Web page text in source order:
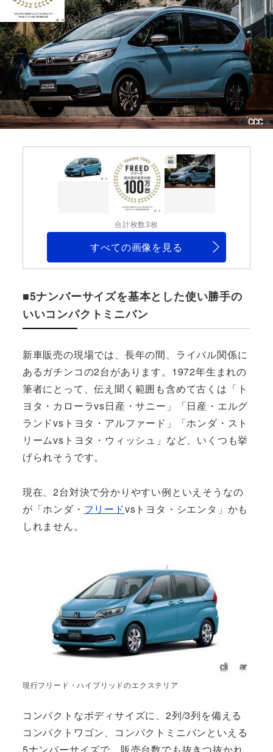
合計枚数3枚
すべての画像を見る
■5ナンバーサイズを基本とした使い勝手の
いいコンパクトミニバン
新車販売の現場では、長年の間、ライバル関係に
あるガチンコの2台があります。1972年生まれの
筆者にとって、伝え聞く範囲も含めて古くは「ト
ヨタ・カローラvs日産・サニー」「日産・エルグ
ランドvsトヨタ・アルファード」「ホンダ・スト
リームvsトヨタ・ウィッシュ」など、いくつも挙
げられそうです。
現在、2台対決で分かりやすい例といえそうなの
が「ホンダ・ フリードvsトヨタ・シエンタ」かも
しれません。
現行フリード・ハイブリッドのエクステリア
コンパクトなボディサイズに、2列/3列を備える
コンパクトワゴン、コンパクトミニバンといえる